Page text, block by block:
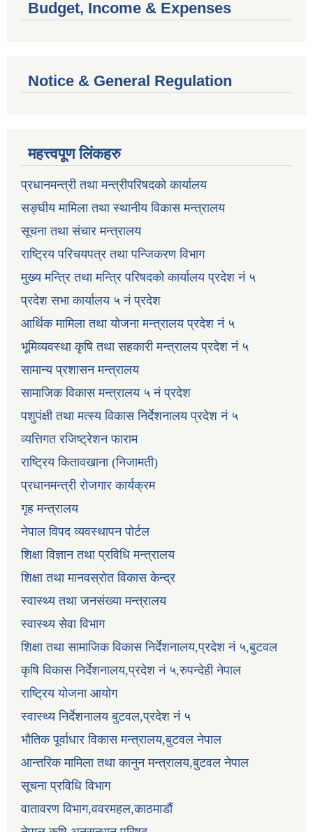
Budget, Income & Expenses
Notice & General Regulation
महत्त्वपूण लिंकहरु
प्रधानमन्त्री तथा मन्त्रीपरिषदको कार्यालय
सङ्घीय मामिला तथा स्थानीय विकास मन्त्रालय
सूचना तथा संचार मन्त्रालय
राष्ट्रिय परिचयपत्र तथा पन्जिकरण विभाग
मुख्य मन्त्रि तथा मन्त्रि परिषदको कार्यालय प्रदेश नं ५
प्रदेश सभा कार्यालय ५ नं प्रदेश
आर्थिक मामिला तथा योजना मन्त्रालय प्रदेश नं ५
भूमिव्यवस्था कृषि तथा सहकारी मन्त्रालय प्रदेश नं ५
सामान्य प्रशासन मन्त्रालय
सामाजिक विकास मन्त्रालय ५ नं प्रदेश
पशुपंक्षी तथा मत्स्य विकास निर्देशनालय प्रदेश नं ५
व्यत्तिगत रजिष्ट्रेशन फाराम
राष्ट्रिय कितावखाना (निजामती)
प्रधानमन्त्री रोजगार कार्यक्रम
गृह मन्त्रालय
नेपाल विपद व्यवस्थापन पोर्टल
शिक्षा विज्ञान तथा प्रविधि मन्त्रालय
शिक्षा तथा मानवस्रोत विकास केन्द्र
स्वास्थ्य तथा जनसंख्या मन्त्रालय
स्वास्थ्य सेवा विभाग
शिक्षा तथा सामाजिक विकास निर्देशनालय,प्रदेश नं ५,बुटवल
कृषि विकास निर्देशनालय,प्रदेश नं ५,रुपन्देही नेपाल
राष्ट्रिय योजना आयोग
स्वास्थ्य निर्देशनालय बुटवल,प्रदेश नं ५
भौतिक पूर्वाधार विकास मन्त्रालय,बुटवल नेपाल
आन्तरिक मामिला तथा कानुन मन्त्रालय,बुटवल नेपाल
सूचना प्रविधि विभाग
वातावरण विभाग,ववरमहल,काठमाडौं